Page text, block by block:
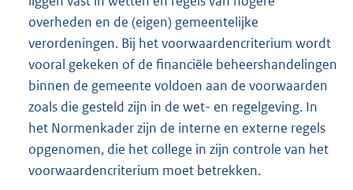
overheden en de (eigen) gemeentelijke
verordeningen. Bij het voorwaardencriterium wordt
vooral gekeken of de financiële beheershandelingen
binnen de gemeente voldoen aan de voorwaarden
zoals die gesteld zijn in de wet- en regelgeving. In
het Normenkader zijn de interne en externe regels
opgenomen, die het college in zijn controle van het
voorwaardencriterium moet betrekken.